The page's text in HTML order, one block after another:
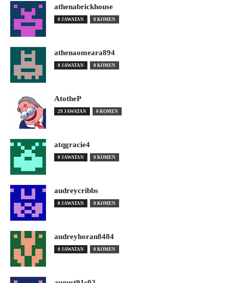
athenabrickhouse
0 JAWATAN 0 KOMEN
athenaomeara894
0 JAWATAN 0 KOMEN
AtotheP
29 JAWATAN 0 KOMEN
atqgracie4
0 JAWATAN 0 KOMEN
audreycribbs
0 JAWATAN 0 KOMEN
audreyhoran8484
0 JAWATAN 0 KOMEN